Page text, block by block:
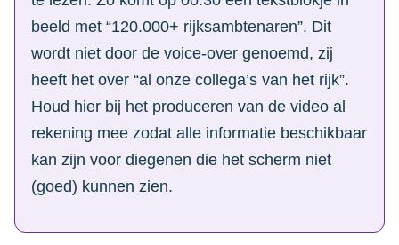
beeld met “120.000+ rijksambtenaren”. Dit
wordt niet door de voice-over genoemd, zij
heeft het over “al onze collega’s van het rijk”.
Houd hier bij het produceren van de video al
rekening mee zodat alle informatie beschikbaar
kan zijn voor diegenen die het scherm niet
(goed) kunnen zien.